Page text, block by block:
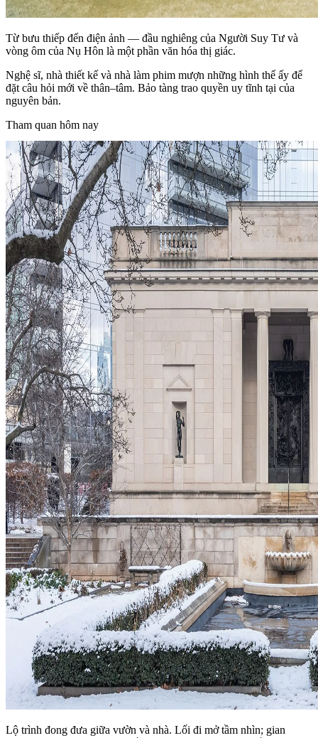
Từ bưu thiếp đến điện ảnh — đầu nghiêng của Người Suy Tư và
vòng ôm của Nụ Hôn là một phần văn hóa thị giác.
Nghệ sĩ, nhà thiết kế và nhà làm phim mượn những hình thể ấy để
đặt câu hỏi mới về thân–tâm. Bảo tàng trao quyền uy tĩnh tại của
nguyên bản.
Tham quan hôm nay
Lộ trình đong đưa giữa vườn và nhà. Lối đi mở tầm nhìn; gian